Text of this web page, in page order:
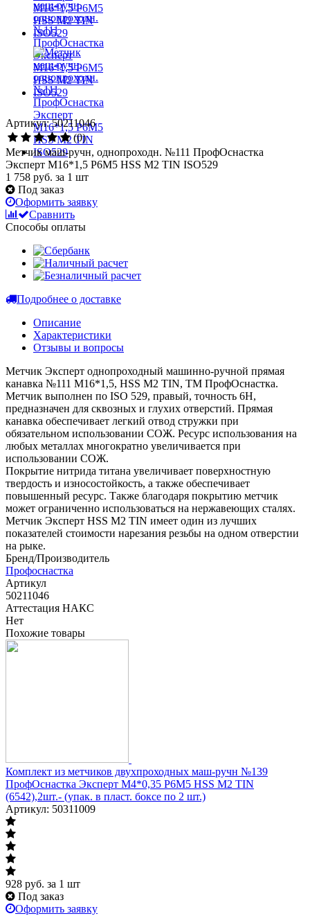
Артикул: 50211046
(0)
Метчик маш-ручн, однопроходн. №111 ПрофОснастка
Эксперт М16*1,5 P6M5 HSS M2 TIN ISO529
1 758 руб. за 1 шт
Под заказ
Оформить заявку
Сравнить
Способы оплаты
Подробнее о доставке
Описание
Характеристики
Отзывы и вопросы
Метчик Эксперт однопроходный машинно-ручной прямая
канавка №111 М16*1,5, HSS M2 TIN, ТМ ПрофОснастка.
Метчик выполнен по ISO 529, правый, точность 6H,
предназначен для сквозных и глухих отверстий. Прямая
канавка обеспечивает легкий отвод стружки при
обязательном использовании СОЖ. Ресурс использования на
любых металлах многократно увеличивается при
использовании СОЖ.
Покрытие нитрида титана увеличивает поверхностную
твердость и износостойкость, а также обеспечивает
повышенный ресурс. Также благодаря покрытию метчик
может ограниченно использоваться на нержавеющих сталях.
Метчик Эксперт HSS M2 TIN имеет один из лучших
показателей стоимости нарезания резьбы на одном отверстии
на рыке.
Бренд/Производитель
Профоснастка
Артикул
50211046
Аттестация НАКС
Нет
Похожие товары
Комплект из метчиков двухпроходных маш-ручн №139
ПрофОснастка Эксперт М4*0,35 P6M5 HSS M2 TIN
(6542),2шт.- (упак. в пласт. боксе по 2 шт.)
Артикул: 50311009
928 руб. за 1 шт
Под заказ
Оформить заявку